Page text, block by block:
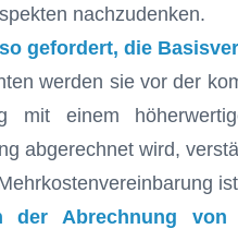
nachzudenken.
gefordert, die
werden sie vor der
mit einem
abgerechnet wird,
Abrechnung von